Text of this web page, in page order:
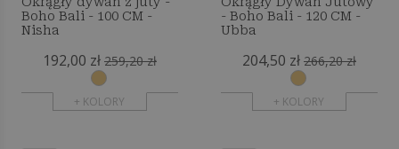
Boho Bali - 100 CM -
Nisha
192,00 zł 259,20 zł
+ KOLORY
- Boho Bali - 120 CM -
Ubba
204,50 zł 266,20 zł
+ KOLORY